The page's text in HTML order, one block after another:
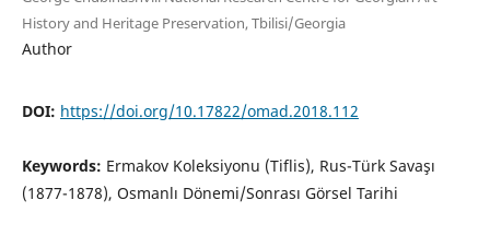
History and Heritage Preservation, Tbilisi/Georgia
Author
DOI: https://doi.org/10.17822/omad.2018.112
Keywords: Ermakov Koleksiyonu (Tiflis), Rus-Türk Savaşı
(1877-1878), Osmanlı Dönemi/Sonrası Görsel Tarihi